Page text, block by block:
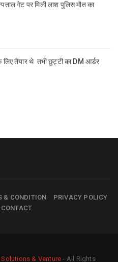
गेट पर मिली लाश पुलिस मौत का
तैयार थे तभी छुट्टी का DM आर्डर
& CONDITION
PRIVACY POLICY
CONTACT
& Venture- All Rights